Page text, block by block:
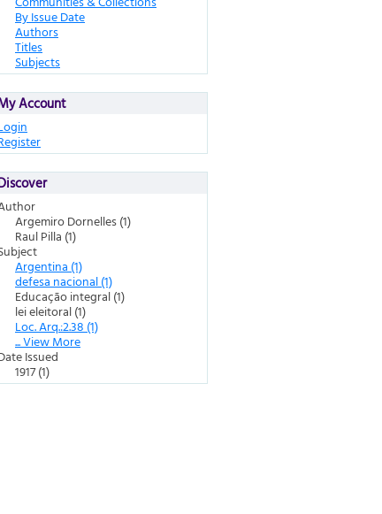
By Issue Date
Authors
Titles
Subjects
Account
Argemiro Dornelles (1)
Raul Pilla (1)
Argentina (1)
defesa nacional (1)
Educação integral (1)
lei eleitoral (1)
Loc. Arq.:2.38 (1)
... View More
Issued
1917 (1)